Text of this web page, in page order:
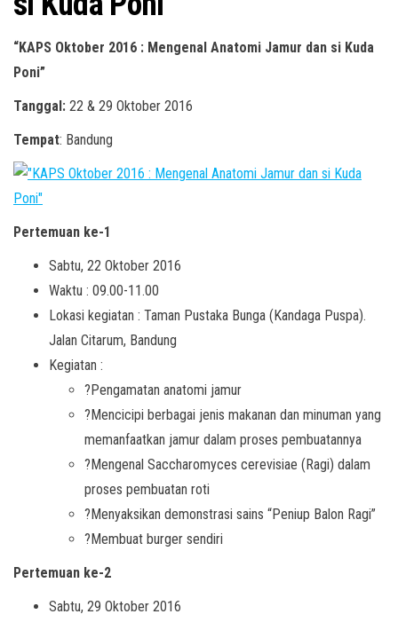
“KAPS Oktober 2016 : Mengenal Anatomi Jamur dan si Kuda
Poni”
Tanggal: 22 & 29 Oktober 2016
Tempat: Bandung
Pertemuan ke-1
Sabtu, 22 Oktober 2016
Waktu : 09.00-11.00
Lokasi kegiatan : Taman Pustaka Bunga (Kandaga Puspa).
Jalan Citarum, Bandung
Kegiatan :
?Pengamatan anatomi jamur
?Mencicipi berbagai jenis makanan dan minuman yang
memanfaatkan jamur dalam proses pembuatannya
?Mengenal Saccharomyces cerevisiae (Ragi) dalam
proses pembuatan roti
?Menyaksikan demonstrasi sains “Peniup Balon Ragi”
?Membuat burger sendiri
Pertemuan ke-2
Sabtu, 29 Oktober 2016